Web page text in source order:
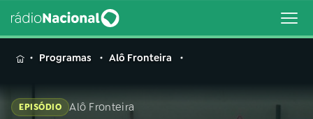
MENUProgramas Alô Fronteira
EPISÓDIO Alô Fronteira